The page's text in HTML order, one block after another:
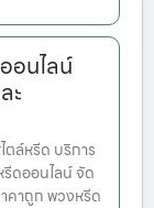
อนไลน์
ะ
ล์หรีด บริการ
ดออนไลน์ จัด
คาถูก พวงหรีด